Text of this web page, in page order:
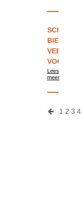
BIEDT
VEEL
Lees
meer
1 2 3 4